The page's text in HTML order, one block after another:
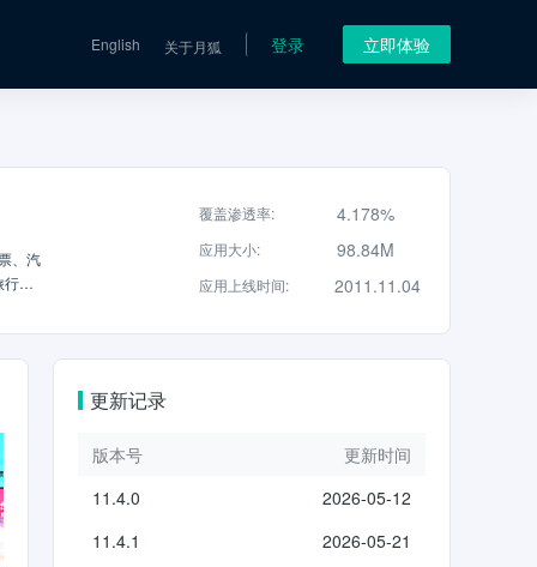
English 关于月狐 登录 立即体验
、汽
行
出行
门
；
覆盖渗透率: 4.178%
应用大小: 98.84M
应用上线时间: 2011.11.04
更新记录
版本号
更新时间
11.4.0
2026-05-12
11.4.1
2026-05-21